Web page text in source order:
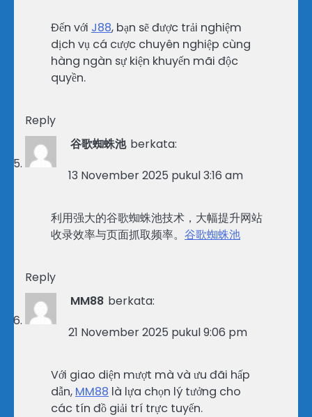
Đến với J88, bạn sẽ được trải nghiệm
dịch vụ cá cược chuyên nghiệp cùng
hàng ngàn sự kiện khuyến mãi độc
quyền.
Reply
谷歌蜘蛛池 berkata:
13 November 2025 pukul 3:16 am
利用强大的谷歌蜘蛛池技术，大幅提升网站
收录效率与页面抓取频率。 谷歌蜘蛛池
Reply
MM88 berkata:
21 November 2025 pukul 9:06 pm
Với giao diện mượt mà và ưu đãi hấp
dẫn, MM88 là lựa chọn lý tưởng cho
các tín đồ giải trí trực tuyến.